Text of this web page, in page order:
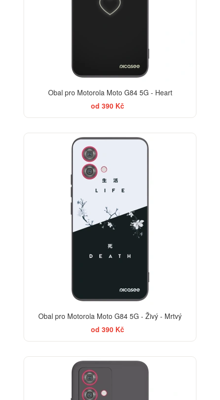
Obal pro Motorola Moto G84 5G - Heart
od 390 Kč
Obal pro Motorola Moto G84 5G - Živý - Mrtvý
od 390 Kč